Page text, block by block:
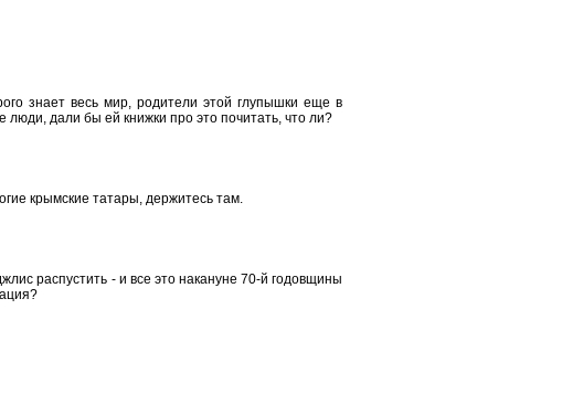
знает весь мир, родители этой глупышки еще в
дали бы ей книжки про это почитать, что ли?
крымские татары, держитесь там.
распустить - и все это накануне 70-й годовщины